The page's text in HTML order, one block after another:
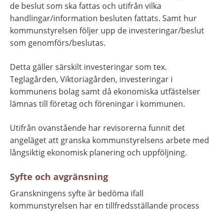
de beslut som ska fattas och utifrån vilka
handlingar/information besluten fattats. Samt hur
kommunstyrelsen följer upp de investeringar/beslut
som genomförs/beslutas.
Detta gäller särskilt investeringar som tex.
Teglagården, Viktoriagården, investeringar i
kommunens bolag samt då ekonomiska utfästelser
lämnas till företag och föreningar i kommunen.
Utifrån ovanstående har revisorerna funnit det
angeläget att granska kommunstyrelsens arbete med
långsiktig ekonomisk planering och uppföljning.
Syfte och avgränsning
Granskningens syfte är bedöma ifall
kommunstyrelsen har en tillfredsställande process